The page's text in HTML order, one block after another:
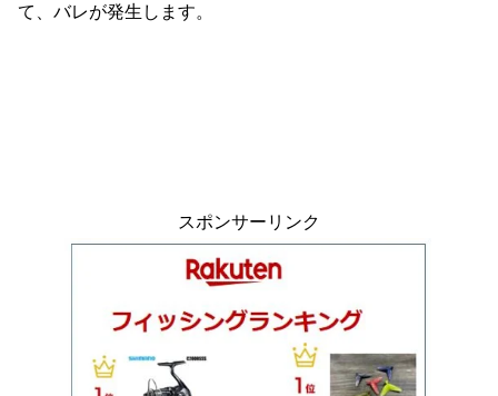
て、バレが発生します。
スポンサーリンク